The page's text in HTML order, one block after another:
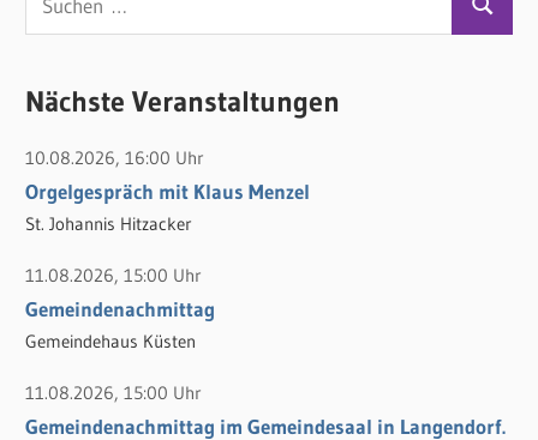
u
h
n
n
a
c
h
:
Nächste Veranstaltungen
10.08.2026, 16:00 Uhr
Orgelgespräch mit Klaus Menzel
St. Johannis Hitzacker
11.08.2026, 15:00 Uhr
Gemeindenachmittag
Gemeindehaus Küsten
11.08.2026, 15:00 Uhr
Gemeindenachmittag im Gemeindesaal in Langendorf.